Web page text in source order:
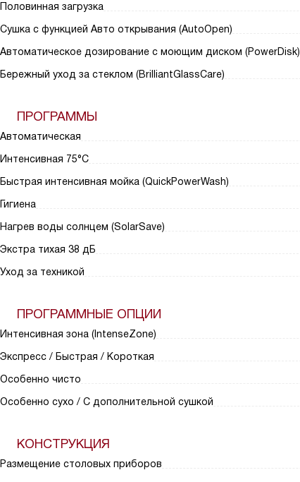
Половинная загрузка
Сушка с функцией Авто открывания (AutoOpen)
Автоматическое дозирование с моющим диском (PowerDisk)
Бережный уход за стеклом (BrilliantGlassCare)
ПРОГРАММЫ
Автоматическая
Интенсивная 75°С
Быстрая интенсивная мойка (QuickPowerWash)
Гигиена
Нагрев воды солнцем (SolarSave)
Экстра тихая 38 дБ
Уход за техникой
ПРОГРАММНЫЕ ОПЦИИ
Интенсивная зона (IntenseZone)
Экспресс / Быстрая / Короткая
Особенно чисто
Особенно сухо / С дополнительной сушкой
КОНСТРУКЦИЯ
Размещение столовых приборов